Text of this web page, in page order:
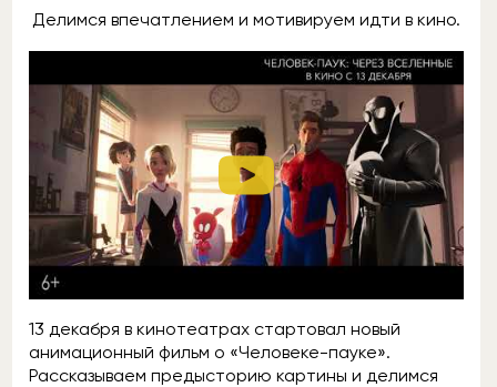
Делимся впечатлением и мотивируем идти в кино.
13 декабря в кинотеатрах стартовал новый
анимационный фильм о «Человеке-пауке».
Рассказываем предысторию картины и делимся